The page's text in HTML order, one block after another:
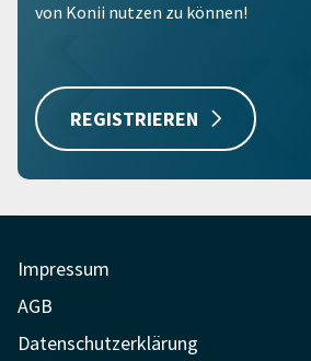
von Konii nutzen zu können!
REGISTRIEREN
Impressum
AGB
Datenschutzerklärung